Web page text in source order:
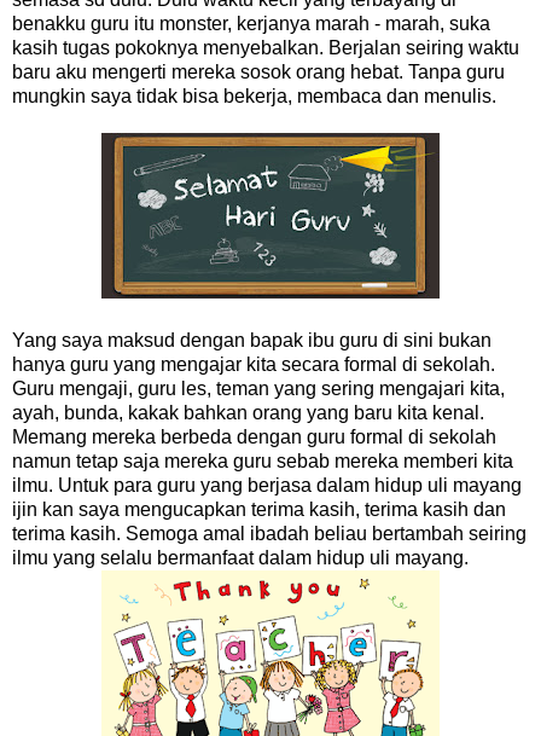
benakku guru itu monster, kerjanya marah - marah, suka
kasih tugas pokoknya menyebalkan. Berjalan seiring waktu
baru aku mengerti mereka sosok orang hebat. Tanpa guru
mungkin saya tidak bisa bekerja, membaca dan menulis.
Yang saya maksud dengan bapak ibu guru di sini bukan
hanya guru yang mengajar kita secara formal di sekolah.
Guru mengaji, guru les, teman yang sering mengajari kita,
ayah, bunda, kakak bahkan orang yang baru kita kenal.
Memang mereka berbeda dengan guru formal di sekolah
namun tetap saja mereka guru sebab mereka memberi kita
ilmu. Untuk para guru yang berjasa dalam hidup uli mayang
ijin kan saya mengucapkan terima kasih, terima kasih dan
terima kasih. Semoga amal ibadah beliau bertambah seiring
ilmu yang selalu bermanfaat dalam hidup uli mayang.